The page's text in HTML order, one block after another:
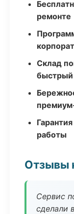
ремонте
Склад
быстрый
работы
Отзывы
Сервис
сделали